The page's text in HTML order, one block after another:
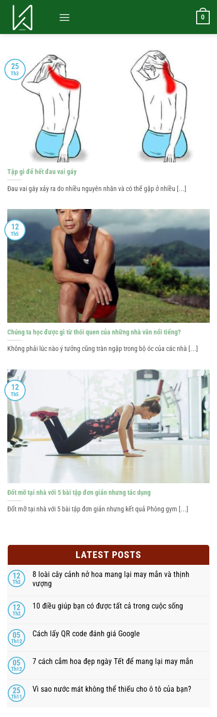
0
Tập gì để hết đau vai gáy
Đau vai gáy xảy ra do nhiều nguyên nhân và có thể gặp ở nhiều [...]
25
Th3
Chúng ta học được gì từ thói quen của những nhà văn nổi tiếng?
Không phải lúc nào ý tưởng cũng tràn ngập trong bộ óc của các nhà [...]
12
Th5
Đốt mỡ tại nhà với 5 bài tập đơn giản nhưng tác dụng
Đốt mỡ tại nhà với 5 bài tập đơn giản nhưng kết quả Phòng gym [...]
12
Th5
LATEST POSTS
12
Th2
8 loài cây cảnh nở hoa mang lại may mắn và thịnh
vượng
12
Th2
10 điều giúp bạn có được tất cả trong cuộc sống
05
Th12
Cách lấy QR code đánh giá Google
05
Th12
7 cách cắm hoa đẹp ngày Tết để mang lại may mắn
25
Th11
Vì sao nước mát không thể thiếu cho ô tô của bạn?